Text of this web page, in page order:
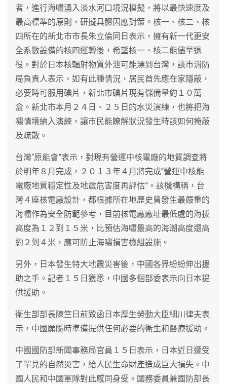
者，進行海嘯湧入淡水河口境況模擬，將以最快速度及
最高標準的原則，研擬具體因應對策。核一、核二、核
四所在的新北市市長朱立倫同日表示，擁有新一代更安
全系數設備的核四運轉後，希望核一、核二能儘早退
役。對於日本核輻射物質外泄可能漂到台灣，該市消防
局負責人表示，如有此種情況，居民首先應在家隱蔽，
必要時可服用碘片，新北市碘片現有儲備量約１０萬
盒。新北市本月２４日、２５日的水災演練，也將把海
嘯情境納入演練，讓市民能瞭解狀況發生時該如何掩蔽
及疏散。
台灣“原能會”表示，對現有營運中核電廠的地質調查將
於明年８月完成，２０１３年４月將完成“營運中核能
電廠地質穩定性及地震危害度再評估”。該機構稱，台
灣４座核電廠設計，都根據所在地歷史曾發生最嚴重的
海嘯作為安全防範參考，目前核電廠廠址最低處的海拔
高度為１２到１５米，比預估海嘯最高的海潮高度還高
約２到４米，應可防止海嘯損害機組設施。
另外，日本發生特大地震災害後，中國各界紛紛伸出援
助之手。記者１５日獲悉，中國多個部委表示向日本提
供援助。
衛生部部長陳竺日前致函日本厚生勞動大臣細川律夫表
示，中國願隨時準備提供任何必要的衛生和醫療援助。
中國國防部新聞事務局官員１５日表示，日本近日遭受
了罕見的自然災害，給人民生命財產造成巨大損失。中
國人民和中國軍隊對此感同身受。國務委員兼國防部長